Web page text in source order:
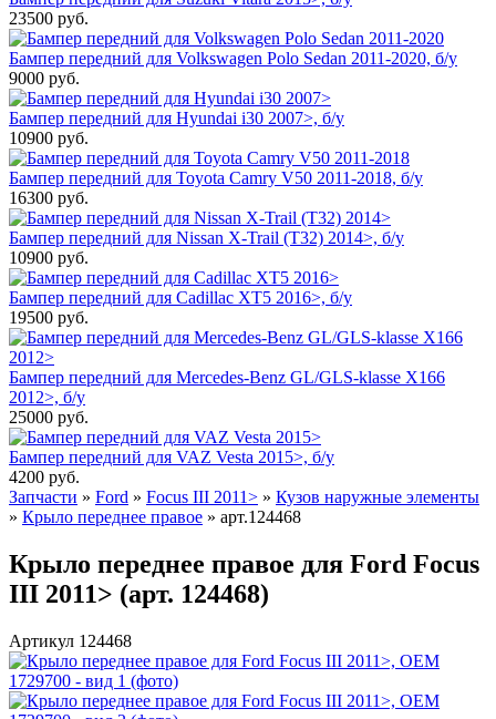
23500 руб.
Бампер передний для Volkswagen Polo Sedan 2011-2020, б/у
9000 руб.
Бампер передний для Hyundai i30 2007>, б/у
10900 руб.
Бампер передний для Toyota Camry V50 2011-2018, б/у
16300 руб.
Бампер передний для Nissan X-Trail (T32) 2014>, б/у
10900 руб.
Бампер передний для Cadillac XT5 2016>, б/у
19500 руб.
Бампер передний для Mercedes-Benz GL/GLS-klasse X166
2012>, б/у
25000 руб.
Бампер передний для VAZ Vesta 2015>, б/у
4200 руб.
Запчасти » Ford » Focus III 2011> » Кузов наружные элементы
» Крыло переднее правое » арт.124468
Крыло переднее правое для Ford Focus
III 2011> (арт. 124468)
Артикул 124468